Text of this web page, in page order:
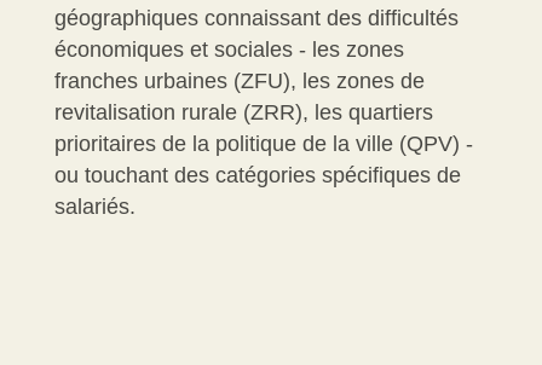
géographiques connaissant des difficultés
économiques et sociales - les zones
franches urbaines (ZFU), les zones de
revitalisation rurale (ZRR), les quartiers
prioritaires de la politique de la ville (QPV) -
ou touchant des catégories spécifiques de
salariés.